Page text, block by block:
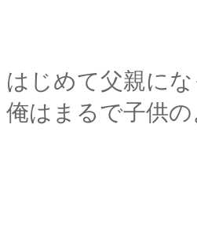
はじめて父親に
俺はまるで子供